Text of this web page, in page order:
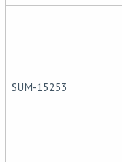
SUM-15253